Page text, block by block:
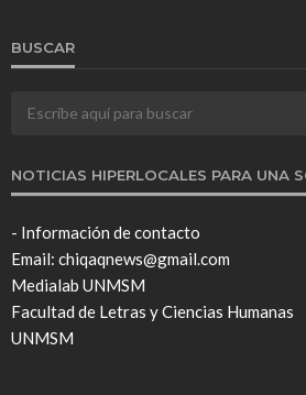
BUSCAR
NOTICIAS HIPERLOCALES PARA UNA
- Información de contacto
Email: chiqaqnews@gmail.com
Medialab UNMSM
Facultad de Letras y Ciencias Humanas
UNMSM